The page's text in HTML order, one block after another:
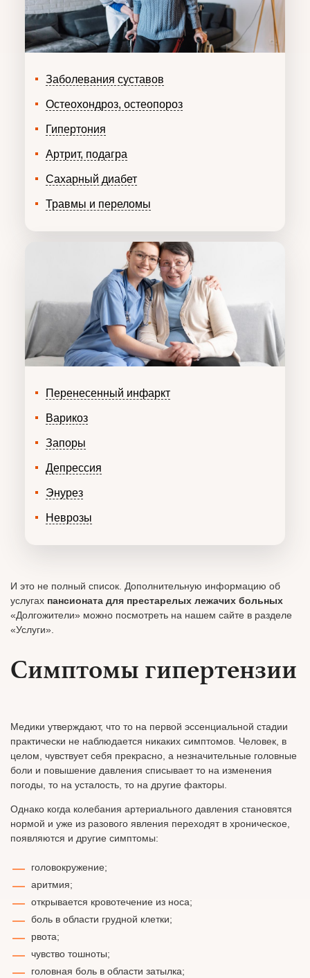
Заболевания суставов
Остеохондроз, остеопороз
Гипертония
Артрит, подагра
Сахарный диабет
Травмы и переломы
Перенесенный инфаркт
Варикоз
Запоры
Депрессия
Энурез
Неврозы
И это не полный список. Дополнительную информацию об
услугах пансионата для престарелых лежачих больных
«Долгожители» можно посмотреть на нашем сайте в разделе
«Услуги».
Симптомы гипертензии
Медики утверждают, что то на первой эссенциальной стадии
практически не наблюдается никаких симптомов. Человек, в
целом, чувствует себя прекрасно, а незначительные головные
боли и повышение давления списывает то на изменения
погоды, то на усталость, то на другие факторы.
Однако когда колебания артериального давления становятся
нормой и уже из разового явления переходят в хроническое,
появляются и другие симптомы:
головокружение;
аритмия;
открывается кровотечение из носа;
боль в области грудной клетки;
рвота;
чувство тошноты;
головная боль в области затылка;